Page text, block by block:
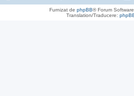
Furnizat de phpBB® Forum
Translation/Traducere: